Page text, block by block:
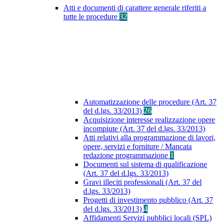
Atti e documenti di carattere generale riferiti a
tutte le procedure 32
Automatizzazione delle procedure (Art. 37
del d.lgs. 33/2013) 26
Acquisizione interesse realizzazione opere
incompiute (Art. 37 del d.lgs. 33/2013)
Atti relativi alla programmazione di lavori,
opere, servizi e forniture / Mancata
redazione programmazione 1
Documenti sul sistema di qualificazione
(Art. 37 del d.lgs. 33/2013)
Gravi illeciti professionali (Art. 37 del
d.lgs. 33/2013)
Progetti di investimento pubblico (Art. 37
del d.lgs. 33/2013) 4
Affidamenti Servizi pubblici locali (SPL)